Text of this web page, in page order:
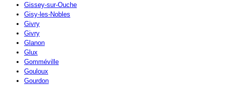
Gissey-sur-Ouche
Gisy-les-Nobles
Givry
Givry
Glanon
Glux
Gomméville
Gouloux
Gourdon